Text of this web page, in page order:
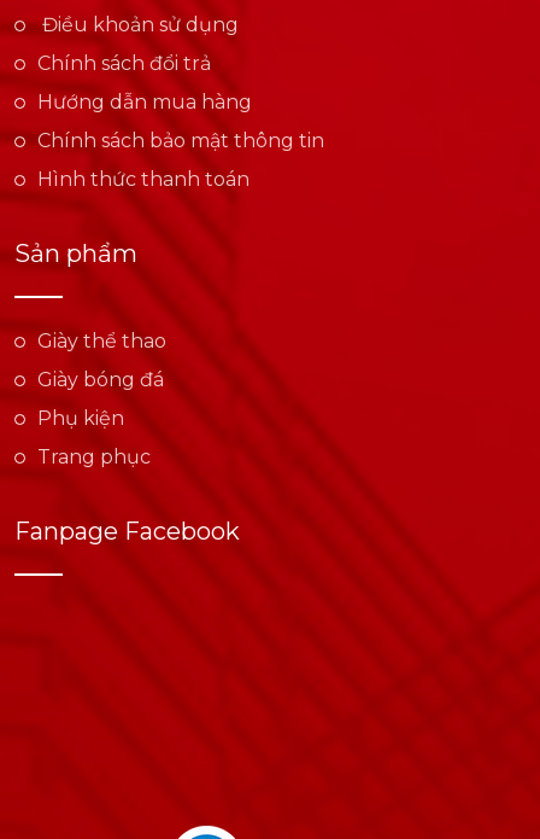
Điều khoản sử dụng
Chính sách đổi trả
Hướng dẫn mua hàng
Chính sách bảo mật thông tin
Hình thức thanh toán
Sản phẩm
Giày thể thao
Giày bóng đá
Phụ kiện
Trang phục
Fanpage Facebook